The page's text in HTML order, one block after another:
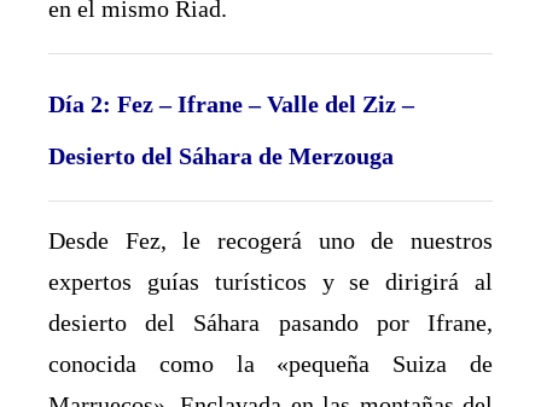
en el mismo Riad.
Día 2: Fez – Ifrane – Valle del Ziz –
Desierto del Sáhara de Merzouga
Desde Fez, le recogerá uno de nuestros
expertos guías turísticos y se dirigirá al
desierto del Sáhara pasando por Ifrane,
conocida como la «pequeña Suiza de